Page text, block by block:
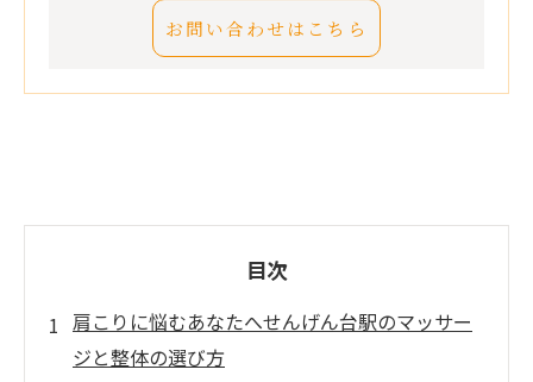
お問い合わせはこちら
目次
肩こりに悩むあなたへせんげん台駅のマッサー
ジと整体の選び方